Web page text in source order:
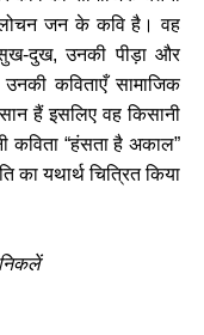
जन के कवि है। वह
सुख-दुख, उनकी पीड़ा और
कविताएँ सामाजिक
हैं इसलिए वह किसानी
कविता “हंसता है अकाल”
का यथार्थ चित्रित किया
है